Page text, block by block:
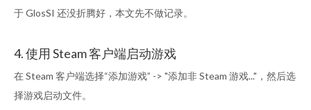
于 GlosSI 还没折腾好，本文先不做记录。
4. 使用 Steam 客户端启动游戏
在 Steam 客户端选择“添加游戏” -> "添加非 Steam 游戏..."，然后选
择游戏启动文件。